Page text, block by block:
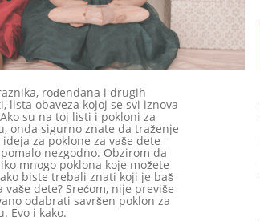
rođendana i drugih
lista obaveza kojoj se svi iznova
su na toj listi i pokloni za
onda sigurno znate da traženje
za poklone za vaše dete
nezgodno. Obzirom da
mnogo poklona koje možete
biste trebali znati koji je baš
vaše dete? Srećom, nije previše
odabrati savršen poklon za
Evo i kako.